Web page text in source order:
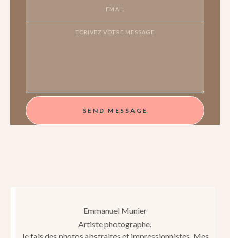
SEND MESSAGE
Emmanuel Munier
Artiste photographe.